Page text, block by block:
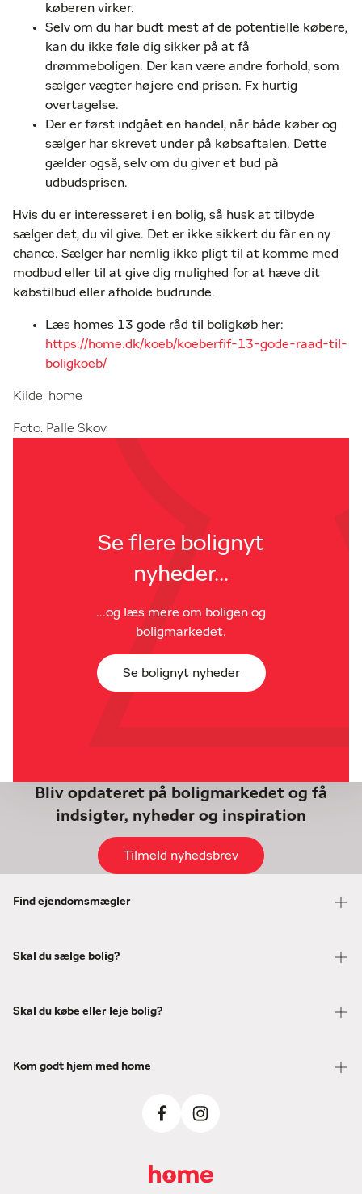
køberen virker.
Selv om du har budt mest af de potentielle købere,
kan du ikke føle dig sikker på at få
drømmeboligen. Der kan være andre forhold, som
sælger vægter højere end prisen. Fx hurtig
overtagelse.
Der er først indgået en handel, når både køber og
sælger har skrevet under på købsaftalen. Dette
gælder også, selv om du giver et bud på
udbudsprisen.
Hvis du er interesseret i en bolig, så husk at tilbyde
sælger det, du vil give. Det er ikke sikkert du får en ny
chance. Sælger har nemlig ikke pligt til at komme med
modbud eller til at give dig mulighed for at hæve dit
købstilbud eller afholde budrunde.
Læs homes 13 gode råd til boligkøb her:
https://home.dk/koeb/koeberfif-13-gode-raad-til-
boligkoeb/
Kilde: home
Foto: Palle Skov
Se flere bolignyt
nyheder...
...og læs mere om boligen og
boligmarkedet.
Se bolignyt nyheder
Bliv opdateret på boligmarkedet og få
indsigter, nyheder og inspiration
Tilmeld nyhedsbrev
Find ejendomsmægler
Skal du sælge bolig?
Skal du købe eller leje bolig?
Kom godt hjem med home